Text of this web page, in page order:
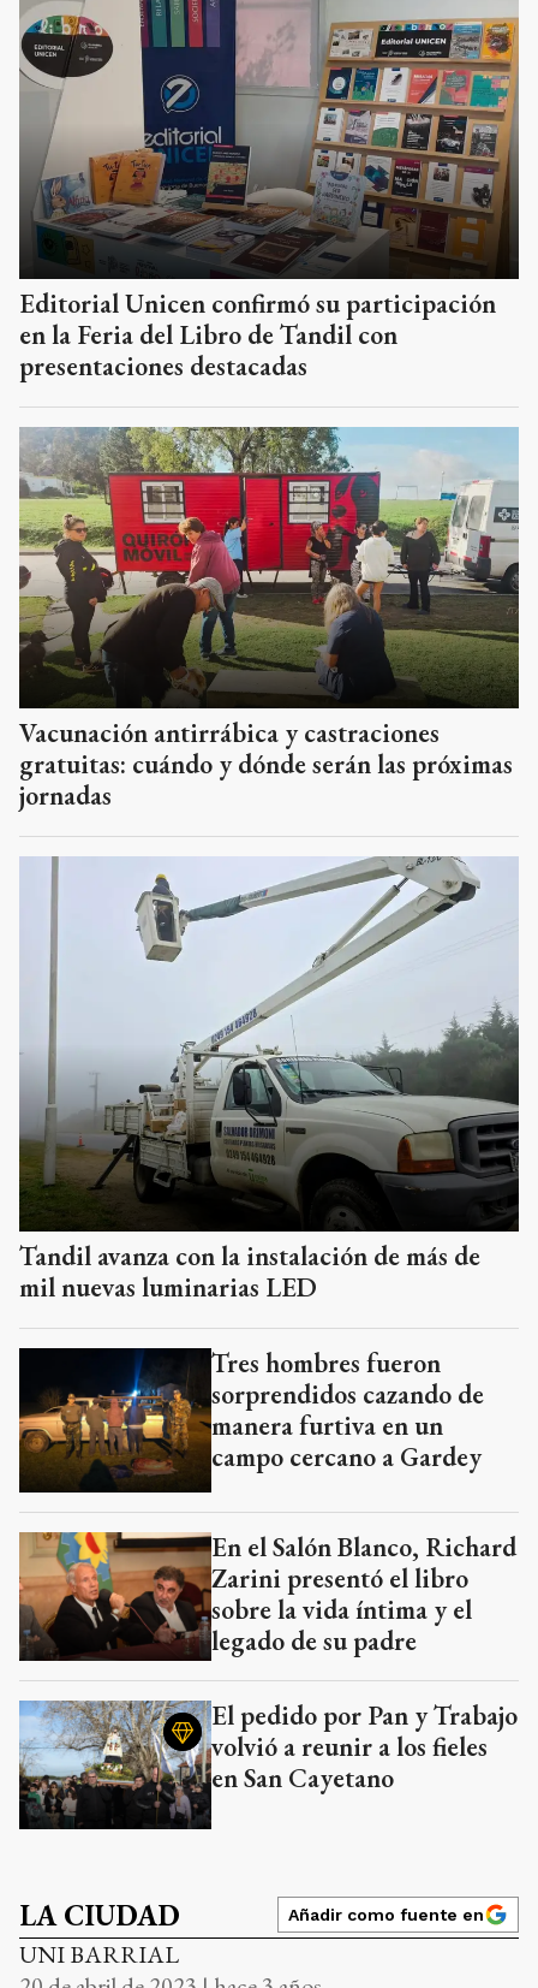
Editorial Unicen confirmó su participación
en la Feria del Libro de Tandil con
presentaciones destacadas
Vacunación antirrábica y castraciones
gratuitas: cuándo y dónde serán las próximas
jornadas
Tandil avanza con la instalación de más de
mil nuevas luminarias LED
Tres hombres fueron
sorprendidos cazando de
manera furtiva en un
campo cercano a Gardey
En el Salón Blanco, Richard
Zarini presentó el libro
sobre la vida íntima y el
legado de su padre
El pedido por Pan y Trabajo
volvió a reunir a los fieles
en San Cayetano
LA CIUDAD Añadir como fuente en
UNI BARRIAL